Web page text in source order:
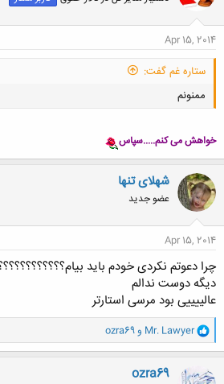
Apr 15, 2014
ستاره غم گفت:
ممنونم
خواهش می کنم.....سپاس
شهلای تنها
عضو جدید
Apr 15, 2014
چرا دعوتم نکردی خودم باید
دیگه دوست ندالم
عالییییی بود مرسی استارتر
و
ا
ک
ش
Mr. Lawyer وozra69
ozra69